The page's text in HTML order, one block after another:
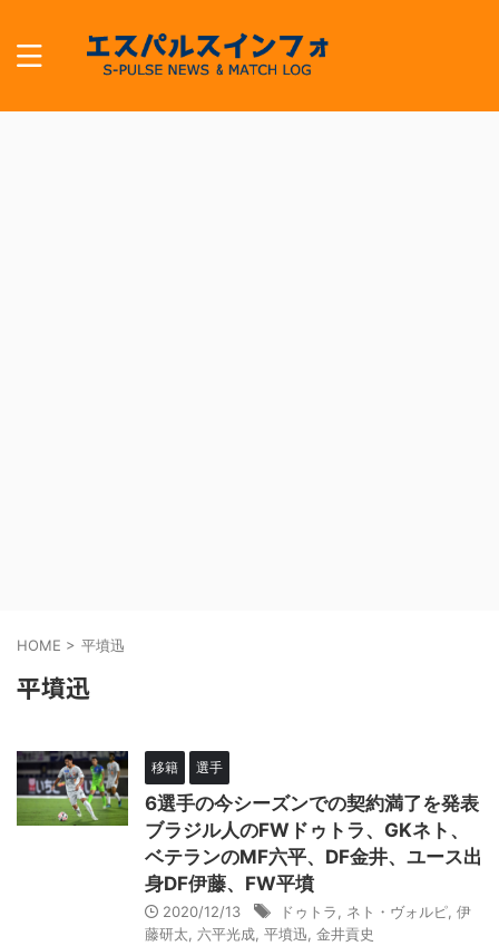
HOME > 平墳迅
平墳迅
移籍 選手
6選手の今シーズンでの契約満了を発表
ブラジル人のFWドゥトラ、GKネト、
ベテランのMF六平、DF金井、ユース出
身DF伊藤、FW平墳
2020/12/13 ドゥトラ ネト・ヴォルピ 伊
藤研太
六平光成 平墳迅 金井貢史